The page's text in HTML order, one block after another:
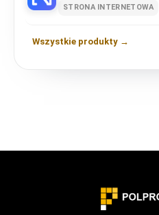
STRONA INTERNETOWA
Wszystkie produkty →